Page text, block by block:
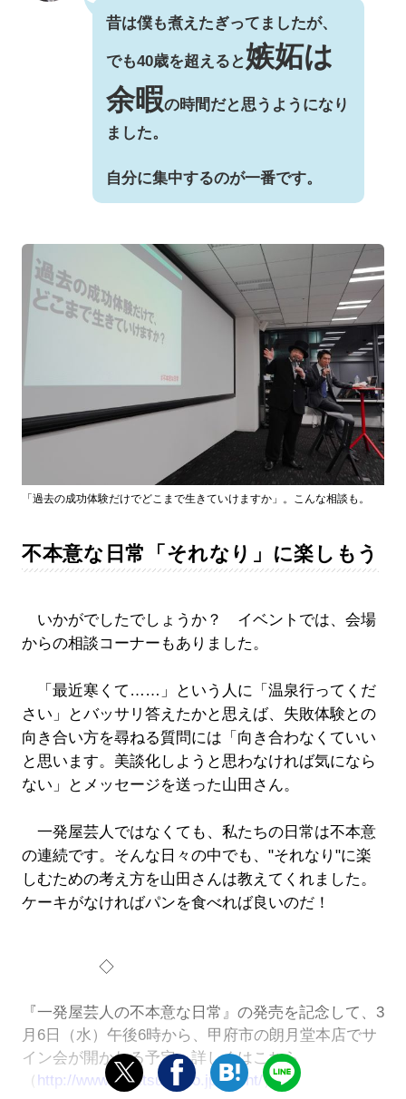
昔は僕も煮えたぎってましたが、
でも40歳を超えると 嫉妬は
余暇の時間だと思うようになり
ました。
自分に集中するのが一番です。
「過去の成功体験だけでどこまで生きていけますか」。こんな相談も。
不本意な日常「それなり」に楽しもう
いかがでしたでしょうか？ イベントでは、会場
からの相談コーナーもありました。
「最近寒くて……」という人に「温泉行ってくだ
さい」とバッサリ答えたかと思えば、失敗体験との
向き合い方を尋ねる質問には「向き合わなくていい
と思います。美談化しようと思わなければ気になら
ない」とメッセージを送った山田さん。
一発屋芸人ではなくても、私たちの日常は不本意
の連続です。そんな日々の中でも、"それなり"に楽
しむための考え方を山田さんは教えてくれました。
ケーキがなければパンを食べれば良いのだ！
◇
『一発屋芸人の不本意な日常』の発売を記念して、3
月6日（水）午後6時から、甲府市の朗月堂本店でサ
イン会が開かれる予定。詳しくはこちら
（ http://www.rogetsudo.co.jp/event/）